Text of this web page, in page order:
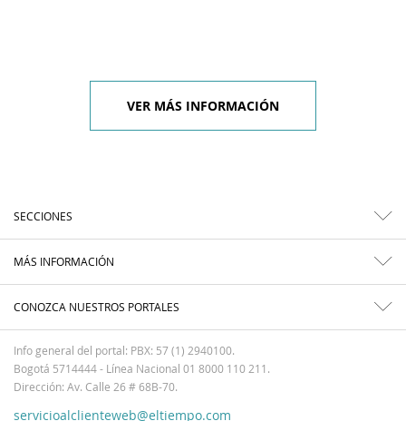
VER MÁS INFORMACIÓN
SECCIONES
MÁS INFORMACIÓN
CONOZCA NUESTROS PORTALES
Info general del portal: PBX: 57 (1) 2940100.
Bogotá 5714444 - Línea Nacional 01 8000 110 211.
Dirección: Av. Calle 26 # 68B-70.
servicioalclienteweb@eltiempo.com